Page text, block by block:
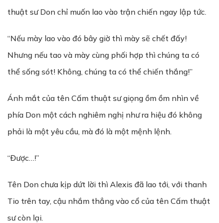
thuật sư Don chỉ muốn lao vào trận chiến ngay lập tức.
“Nếu mày lao vào đó bây giờ thì mày sẽ chết đấy!
Nhưng nếu tao và mày cùng phối hợp thì chúng ta có
thể sống sót! Không, chúng ta có thể chiến thắng!”
Ánh mắt của tên Cấm thuật sư giọng ồm ồm nhìn về
phía Don một cách nghiêm nghị như ra hiệu đó không
phải là một yêu cầu, mà đó là một mệnh lệnh.
“Được…!”
Tên Don chưa kịp dứt lời thì Alexis đã lao tới, với thanh
Tio trên tay, cậu nhắm thẳng vào cổ của tên Cấm thuật
sư còn lại.